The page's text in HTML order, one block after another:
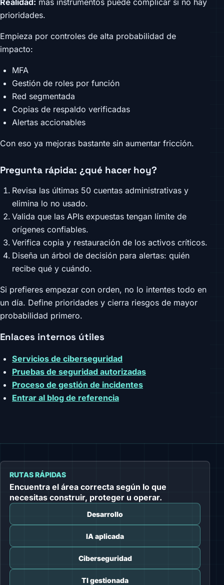
prioridades.
Empieza por controles de alta probabilidad de
impacto:
MFA
Gestión de roles por función
Red segmentada
Copias de respaldo verificadas
Alertas accionables
Con eso ya mejoras bastante sin aumentar fricción.
Pregunta rápida: ¿qué hacer hoy?
Revisa las últimas 50 cuentas administrativas y
elimina lo no usado.
Valida que las APIs expuestas tengan límite de
orígenes confiables.
Verifica copia y restauración de los activos críticos.
Diseña un árbol de decisión para alertas: quién
recibe qué y cuándo.
Si prefieres empezar con orden, no lo intentes todo en
un día. Define prioridades y cierra riesgos de mayor
probabilidad primero.
Enlaces internos útiles
Servicios de ciberseguridad
Pruebas de seguridad autorizadas
Proceso de gestión de incidentes
Entrar al blog de referencia
RUTAS RÁPIDAS
Encuentra el área correcta según lo que
necesitas construir, proteger u operar.
Desarrollo
IA aplicada
Ciberseguridad
TI gestionada